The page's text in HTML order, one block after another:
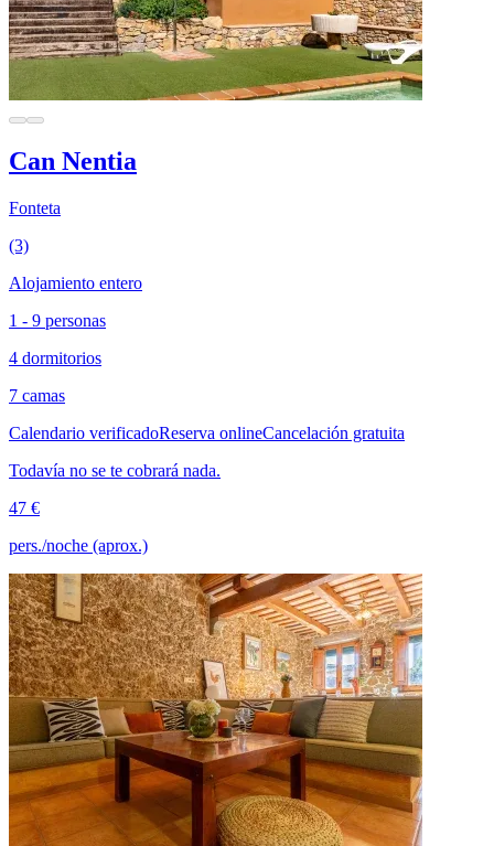
Can Nentia
Fonteta
(3)
Alojamiento entero
1 - 9 personas
4 dormitorios
7 camas
Calendario verificadoReserva onlineCancelación gratuita
Todavía no se te cobrará nada.
47 €
pers./noche (aprox.)